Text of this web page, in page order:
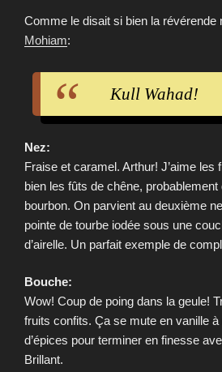
Comme le disait si bien la révérende
Mohiam:
Kull Wahad!
Nez:
Fraise et caramel. Arthur! J’aime les
bien les fûts de chêne,
bourbon. On parvient au deuxième
pointe de tourbe iodée sous une
d’airelle. Un parfait exemple de
Bouche:
Wow! Coup de poing dans la geule!
fruits confits. Ça se mute en vanille
d’épices pour terminer en finesse
Brillant.